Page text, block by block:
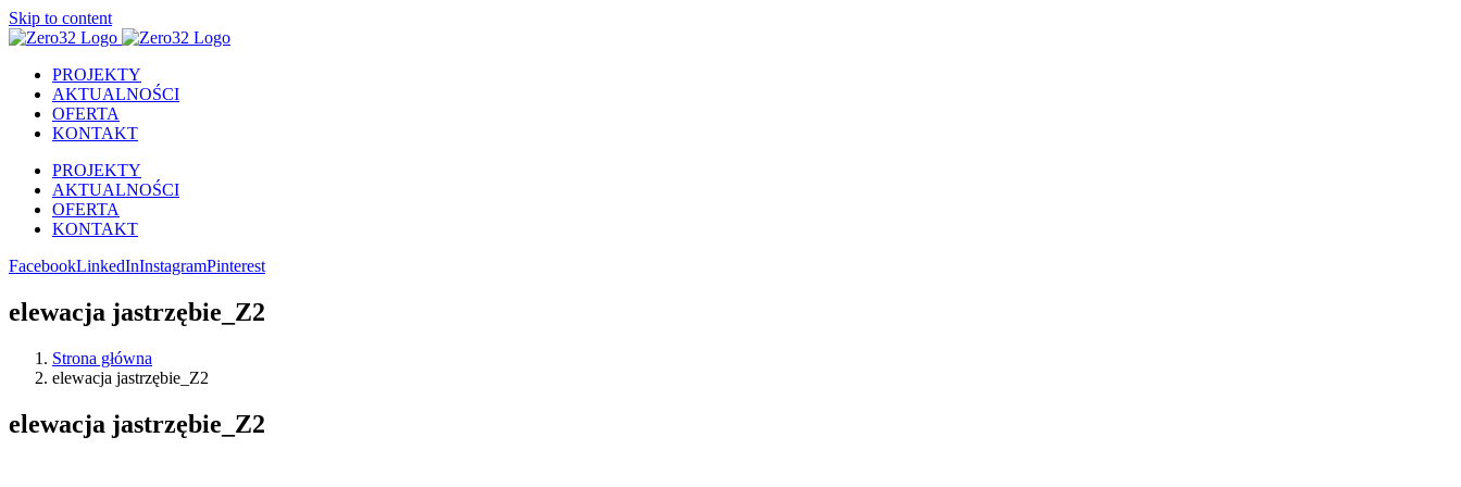
Skip to content
PROJEKTY
AKTUALNOŚCI
OFERTA
KONTAKT
PROJEKTY
AKTUALNOŚCI
OFERTA
KONTAKT
FacebookLinkedInInstagramPinterest
elewacja jastrzębie_Z2
Strona główna
elewacja jastrzębie_Z2
elewacja jastrzębie_Z2